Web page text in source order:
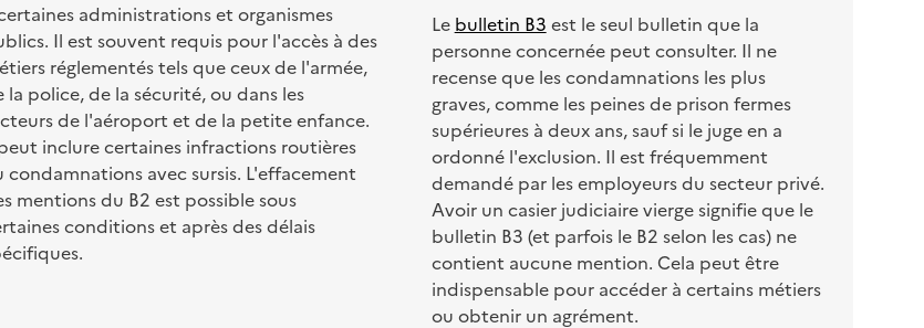
administrations et organismes
Il est souvent requis pour l'accès à des
réglementés tels que ceux de l'armée,
la police, de la sécurité, ou dans les
de l'aéroport et de la petite enfance.
inclure certaines infractions routières
condamnations avec sursis. L'effacement
mentions du B2 est possible sous
conditions et après des délais
Le bulletin B3 est le seul bulletin que la
personne concernée peut consulter. Il ne
recense que les condamnations les plus
graves, comme les peines de prison fermes
supérieures à deux ans, sauf si le juge en a
ordonné l'exclusion. Il est fréquemment
demandé par les employeurs du secteur privé.
Avoir un casier judiciaire vierge signifie que le
bulletin B3 (et parfois le B2 selon les cas) ne
contient aucune mention. Cela peut être
indispensable pour accéder à certains métiers
ou obtenir un agrément.